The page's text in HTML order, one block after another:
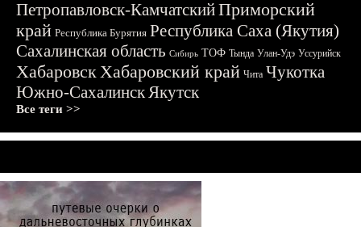
Петропавловск-КамчатскийПриморский
край Республика Бурятия Республика Саха (Якутия)
Сахалинская область Сибирь ТОФ Тында Улан-Удэ Уссурийск
ХабаровскХабаровский край Чита Чукотка
Южно-СахалинскЯкутск
Все теги >>